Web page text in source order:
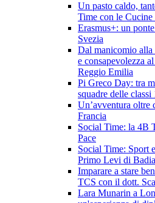
Un pasto caldo,
Time con le Cucine
Erasmus+: un
Svezia
Dal manicomio alla
e consapevolezza
Reggio Emilia
Pi Greco Day: tra
squadre delle
Un’avventura oltre
Francia
Social Time: la 4B
Pace
Social Time: Sport
Primo Levi di
Imparare a stare
TCS con il dott.
Lara Munarin a